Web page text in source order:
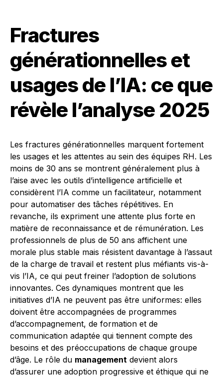
Fractures
générationnelles et
usages de l’IA: ce que
révèle l’analyse 2025
Les fractures générationnelles marquent fortement
les usages et les attentes au sein des équipes RH. Les
moins de 30 ans se montrent généralement plus à
l’aise avec les outils d’intelligence artificielle et
considèrent l’IA comme un facilitateur, notamment
pour automatiser des tâches répétitives. En
revanche, ils expriment une attente plus forte en
matière de reconnaissance et de rémunération. Les
professionnels de plus de 50 ans affichent une
morale plus stable mais résistent davantage à l’assaut
de la charge de travail et restent plus méfiants vis-à-
vis l’IA, ce qui peut freiner l’adoption de solutions
innovantes. Ces dynamiques montrent que les
initiatives d’IA ne peuvent pas être uniformes: elles
doivent être accompagnées de programmes
d’accompagnement, de formation et de
communication adaptée qui tiennent compte des
besoins et des préoccupations de chaque groupe
d’âge. Le rôle du management devient alors
d’assurer une adoption progressive et éthique qui ne